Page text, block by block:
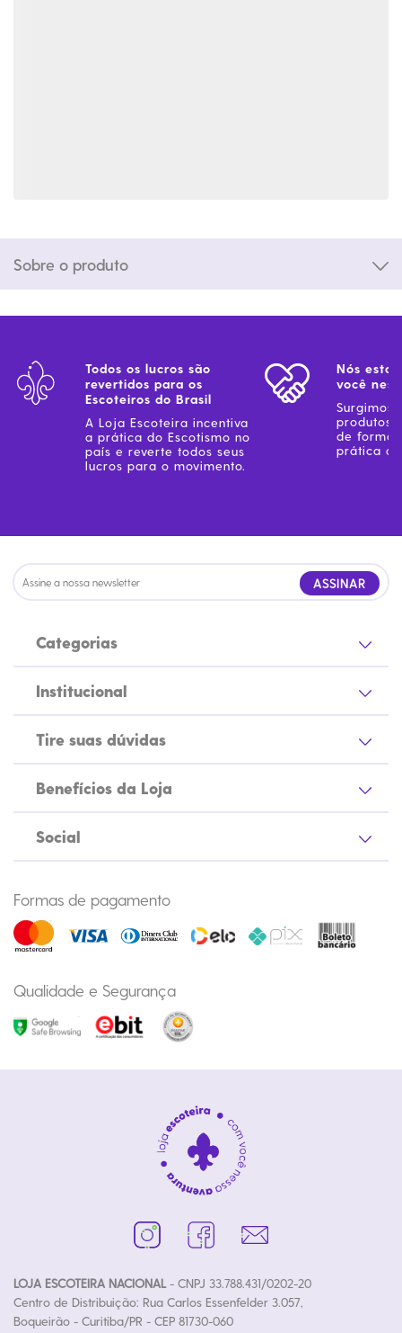
Sobre o produto
Todos os lucros são
revertidos para os
Escoteiros do Brasil
A Loja Escoteira incentiva
a prática do Escotismo no
país e reverte todos seus
lucros para o movimento.
Nós
você
Surgimos
produtos
de forma
prática
ASSINAR
Categorias
Institucional
Tire suas dúvidas
Benefícios da Loja
Social
Formas de pagamento
Qualidade e Segurança
LOJA ESCOTEIRA NACIONAL- CNPJ 33.788.431/0202-20
Centro de Distribuição: Rua Carlos Essenfelder 3.057,
Boqueirão - Curitiba/PR - CEP 81730-060